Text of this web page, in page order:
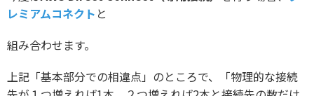
レミアムコネクト と
組み合わせます。
上記「基本部分での相違点」のところで、「物理的な接続